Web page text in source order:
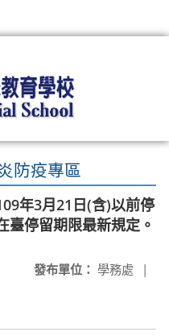
防疫專區
年3月21日(含)以前停
臺停留期限最新規定。
發布單位： 學務處 |